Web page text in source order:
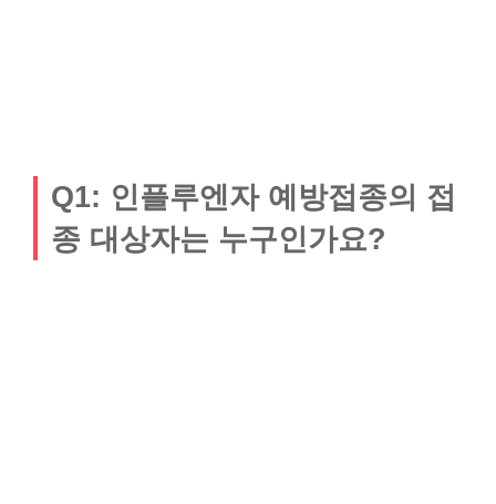
Q1: 인플루엔자 예방접종의 접
종 대상자는 누구인가요?